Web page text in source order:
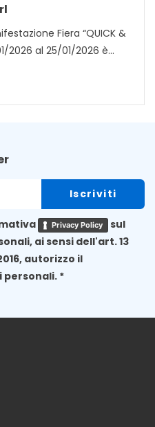
Fiera “QUICK &
2026 al 25/01/2026 è...
Privacy Policy
sul
ai sensi dell'art. 13
autorizzo il
*